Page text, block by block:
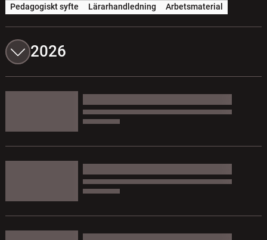
Pedagogiskt syfte Lärarhandledning Arbetsmaterial
2026